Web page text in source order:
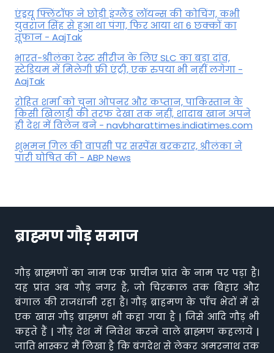
एंड्रयू फ्लिंटॉफ ने छोड़ी इंग्लैंड लॉयन्स की कोच‍िंग, कभी
युवराज सिंह से हुआ था पंगा, फ‍िर आया था 6 छक्कों का
तूफान - AajTak
भारत-श्रीलंका टेस्ट सीरीज के लिए SLC का बड़ा दांव,
स्टेडियम में मिलेगी फ्री एंट्री, एक रुपया भी नहीं लगेगा -
AajTak
रोहित शर्मा को चुना ओपनर और कप्तान, पाकिस्तान के
किसी खिलाड़ी की तरफ देखा तक नहीं, शादाब खान अपने
ही देश में विलेन बने - navbharattimes.indiatimes.com
शुभमन गिल की वापसी पर सस्पेंस बरकरार, श्रीलंका ने
पारी घोषित की - ABP News
ब्राह्मण गौड़ समाज
गौड़ ब्राह्मणों का नाम एक प्राचीन प्रांत के नाम पर पड़ा है।
यह प्रांत अब गौड़ नगर है, जो चिरकाल तक बिहार और
बंगाल की राजधानी रहा है। गौड़ ब्राहमण के पाँच भेदों में से
एक खास गौड़ ब्राह्मण भी कहा गया है | जिसे आदि गौड़ भी
कहते हैं | गौड़ देश में निवेश करने वाले ब्राह्मण कहलाये |
जाति भास्कर मैं लिखा है कि बंगदेश से लेकर अमरनाथ तक